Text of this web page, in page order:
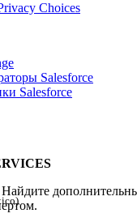
Choices
Salesforce
Salesforce